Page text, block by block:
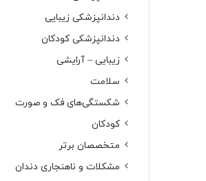
دندانپزشکی زیبایی
دندانپزشکی کودکان
زیبایی – آرایشی
سلامت
شکستگی‌های فک و صورت
کودکان
متخصصان برتر
مشکلات و ناهنجاری دندان